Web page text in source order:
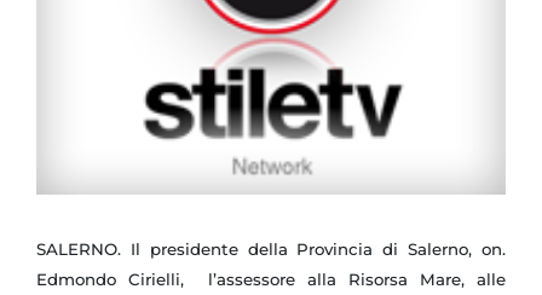
SALERNO. Il presidente della Provincia di Salerno, on.
Edmondo Cirielli, l’assessore alla Risorsa Mare, alle